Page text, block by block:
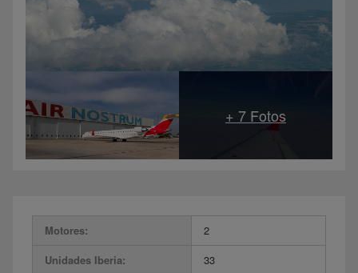
Motores:
2
Unidades Iberia:
33